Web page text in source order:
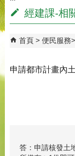
經建課-相
首頁 便民服務
申請都市計畫內
答：申請核發土